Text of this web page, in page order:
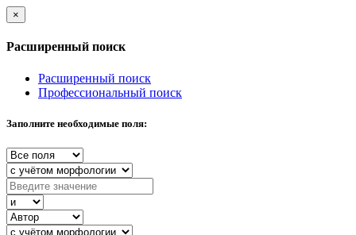
×
Расширенный поиск
Расширенный поиск
Профессиональный поиск
Заполните необходимые поля: